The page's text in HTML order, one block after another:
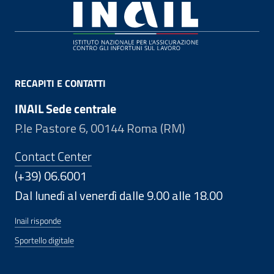
RECAPITI E CONTATTI
INAIL Sede centrale
P.le Pastore 6, 00144 Roma (RM)
Contact Center
(+39) 06.6001
Dal lunedì al venerdì dalle 9.00 alle 18.00
Inail risponde
Sportello digitale